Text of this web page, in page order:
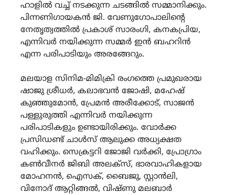
ഹാളില്‍ വച്ച് നടക്കുന്ന ചടങ്ങില്‍ സമ്മാനിക്കും.
പിന്നണിഗായകന്‍ ജി. വേണുഗോപാലിന്റെ
നേതൃത്വത്തില്‍ പ്രകാശ് സാരംഗി, കനകപ്രിയ,
എന്നിവര്‍ നയിക്കുന്ന സമ്മര്‍ ഇന്‍ ബഹറിന്‍
എന്ന പരിപാടിയും അരങ്ങേറും.
മലയാള സിനിമ-മിമിക്രി രംഗത്തെ പ്രമുഖരായ
ഷാജു ശ്രീധര്‍, കലാഭവന്‍ ജോഷി, മഹേഷ്
കുഞ്ഞുമോന്‍, പ്രേമന്‍ അരീക്കോട്, സാജന്‍
പള്ളുരുത്തി എന്നിവര്‍ നയിക്കുന്ന
പരിപാടികളും ഉണ്ടായിരിക്കും. വോര്‍ക്ക
പ്രസിഡണ്ട് ചാള്‍സ് ആലുക്ക അധ്യക്ഷത
വഹിക്കും. സെക്രട്ടറി ജോജി വര്‍ക്കി, പ്രോഗ്രാം
കണ്‍വീനര്‍ ജിബി അലക്‌സ്, ഭാരവാഹികളായ
മോഹനന്‍, ഐസക്, ബൈജു, സ്റ്റാന്‍ലി,
വിനോദ് ആറ്റിങ്ങല്‍, വിഷ്ണു മലബാര്‍